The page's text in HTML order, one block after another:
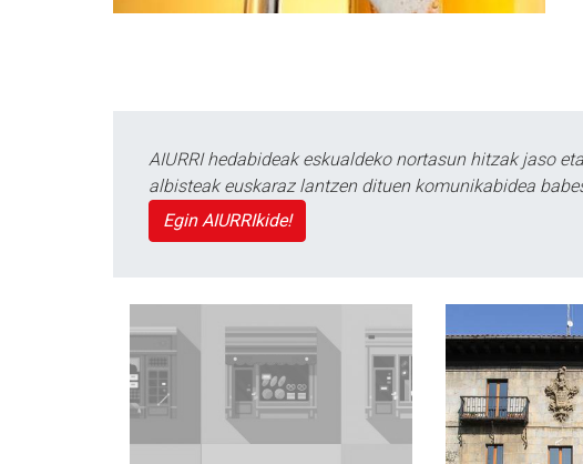
AIURRI hedabideak eskualdeko nortasun hitzak jaso
albisteak euskaraz lantzen dituen komunikabidea
Egin AIURRIkide!